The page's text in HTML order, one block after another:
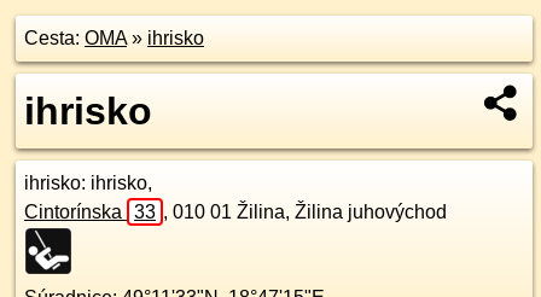
Cesta: OMA» ihrisko
ihrisko
ihrisko: ihrisko,
Cintorínska
33 , 010 01 Žilina, Žilina juhovýchod